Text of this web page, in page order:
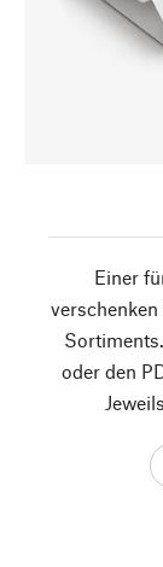
Einer
oder den